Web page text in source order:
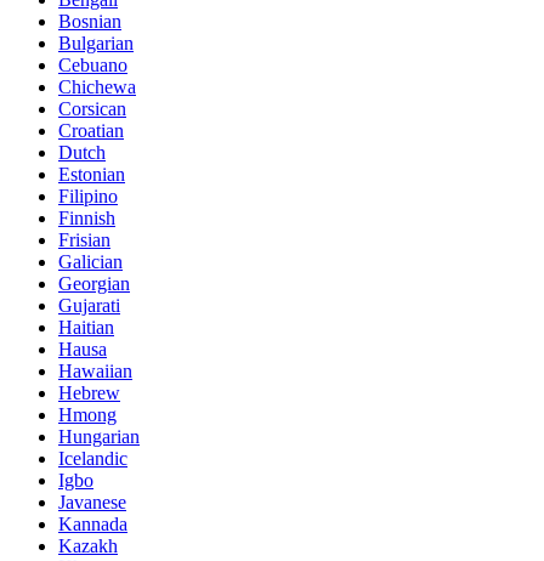
Bosnian
Bulgarian
Cebuano
Chichewa
Corsican
Croatian
Dutch
Estonian
Filipino
Finnish
Frisian
Galician
Georgian
Gujarati
Haitian
Hausa
Hawaiian
Hebrew
Hmong
Hungarian
Icelandic
Igbo
Javanese
Kannada
Kazakh